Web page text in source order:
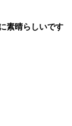
素晴らしいです